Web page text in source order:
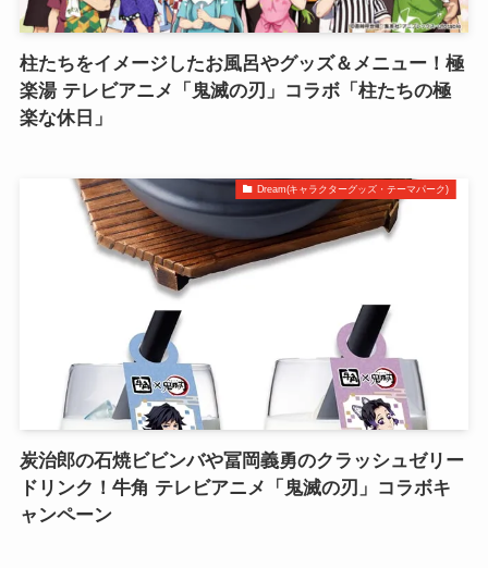
柱たちをイメージしたお風呂やグッズ＆メニュー！極
楽湯 テレビアニメ「鬼滅の刃」コラボ「柱たちの極
楽な休日」
Dream(キャラクターグッズ・テーマパーク)
炭治郎の石焼ビビンバや冨岡義勇のクラッシュゼリー
ドリンク！牛角 テレビアニメ「鬼滅の刃」コラボキ
ャンペーン